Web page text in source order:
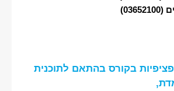
(03652100)
בקורס בהתאם לתוכנית